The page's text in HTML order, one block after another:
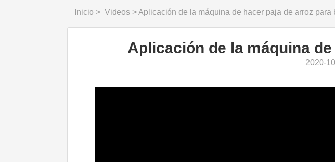
Inicio > Videos >Aplicación de la máquina de hacer paja de arroz para
Aplicación de la máquina
2020-